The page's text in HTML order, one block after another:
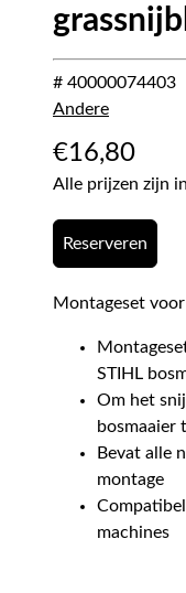
# 40000074403
Andere
€16,80
Alle prijzen zijn
Reserveren
Montageset
STIHL
Om het
bosmaaier
Bevat alle
montage
machines